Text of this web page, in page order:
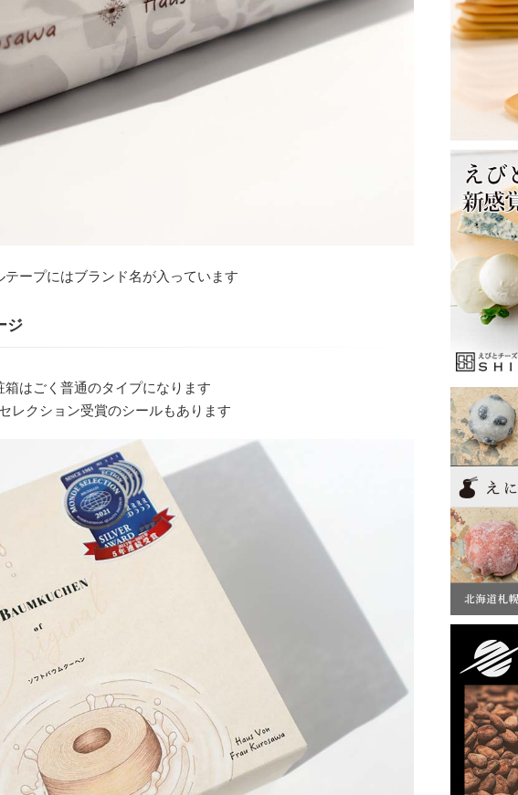
テープにはブランド名が入っています
ジ
箱はごく普通のタイプになります
レクション受賞のシールもあります